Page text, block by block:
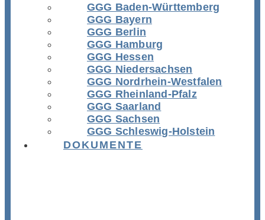
GGG Baden-Württemberg
GGG Bayern
GGG Berlin
GGG Hamburg
GGG Hessen
GGG Niedersachsen
GGG Nordrhein-Westfalen
GGG Rheinland-Pfalz
GGG Saarland
GGG Sachsen
GGG Schleswig-Holstein
DOKUMENTE